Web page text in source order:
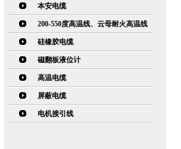
本安电缆
200-550度高温线、云母耐火高温线
硅橡胶电缆
磁翻板液位计
高温电缆
屏蔽电缆
电机接引线